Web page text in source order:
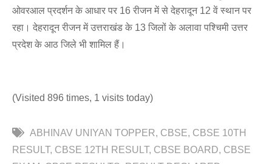
ओवरआल प्रदर्शन के आधार पर 16 रीजन में से देहरादून 12 वें स्‍थान पर
रहा। देहरादून रीजन में उत्तराखंड के 13 जिलों के अलावा पश्चिमी उत्तर
प्रदेश के आठ जिले भी शामिल हैं।
(Visited 896 times, 1 visits today)
ABHINAV UNIYAN TOPPER CBSE CBSE 10TH
RESULT CBSE 12TH RESULT CBSE BOARD CBSE